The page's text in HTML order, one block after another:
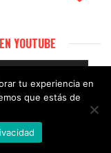
YOUTUBE
tu experiencia en
que estás de